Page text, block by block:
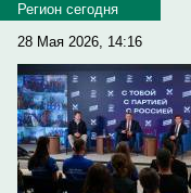
Регион сегодня
28 Мая 2026, 14:16